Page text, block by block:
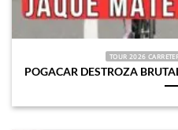
TOUR 2026
POGACAR DESTROZA